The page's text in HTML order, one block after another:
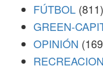
FÚTBOL (811)
GREEN-
OPINIÓN